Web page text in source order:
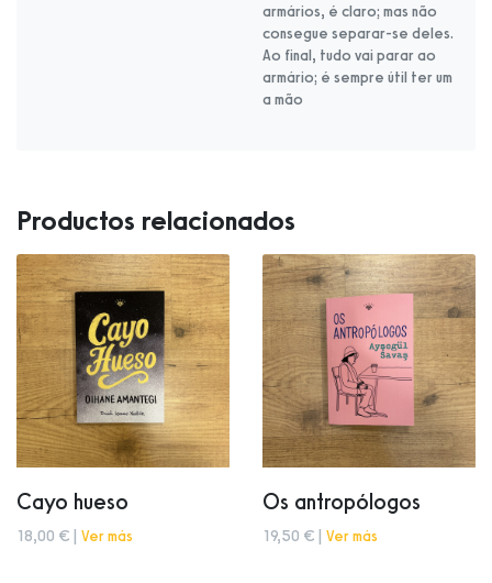
armários, é claro; mas não
consegue separar-se deles.
Ao final, tudo vai parar ao
armário; é sempre útil ter um
a mão
Productos relacionados
Cayo hueso
18,00 € | Ver más
Os antropólogos
19,50 € | Ver más